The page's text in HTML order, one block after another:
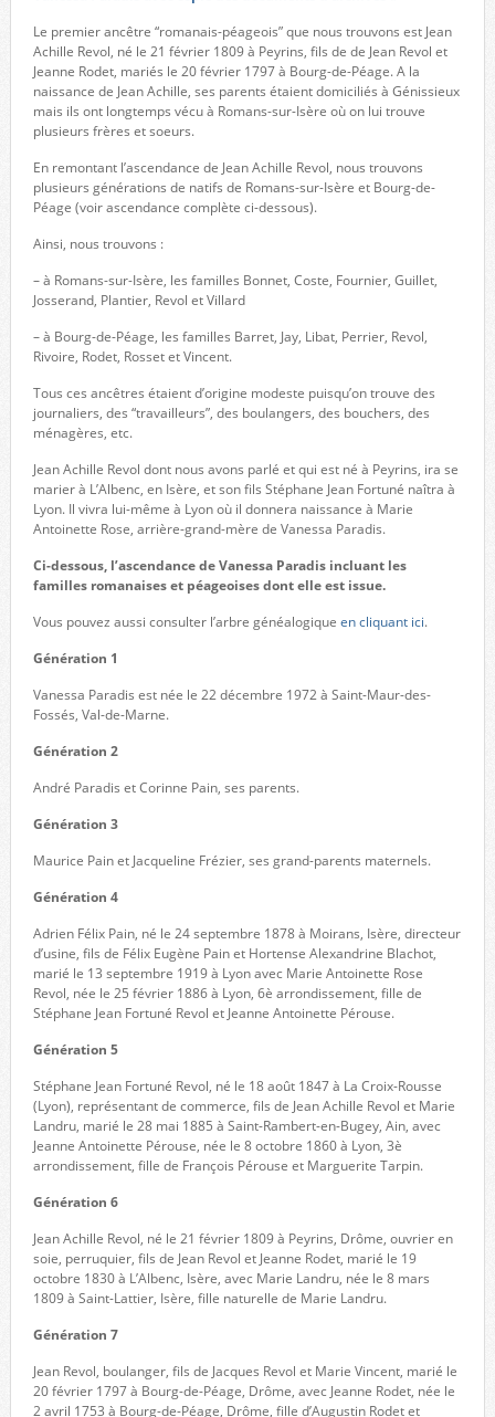
Le premier ancêtre “romanais-péageois” que nous trouvons est Jean
Achille Revol, né le 21 février 1809 à Peyrins, fils de de Jean Revol et
Jeanne Rodet, mariés le 20 février 1797 à Bourg-de-Péage. A la
naissance de Jean Achille, ses parents étaient domiciliés à Génissieux
mais ils ont longtemps vécu à Romans-sur-Isère où on lui trouve
plusieurs frères et soeurs.
En remontant l’ascendance de Jean Achille Revol, nous trouvons
plusieurs générations de natifs de Romans-sur-Isère et Bourg-de-
Péage (voir ascendance complète ci-dessous).
Ainsi, nous trouvons :
– à Romans-sur-Isère, les familles Bonnet, Coste, Fournier, Guillet,
Josserand, Plantier, Revol et Villard
– à Bourg-de-Péage, les familles Barret, Jay, Libat, Perrier, Revol,
Rivoire, Rodet, Rosset et Vincent.
Tous ces ancêtres étaient d’origine modeste puisqu’on trouve des
journaliers, des “travailleurs”, des boulangers, des bouchers, des
ménagères, etc.
Jean Achille Revol dont nous avons parlé et qui est né à Peyrins, ira se
marier à L’Albenc, en Isère, et son fils Stéphane Jean Fortuné naîtra à
Lyon. Il vivra lui-même à Lyon où il donnera naissance à Marie
Antoinette Rose, arrière-grand-mère de Vanessa Paradis.
Ci-dessous, l’ascendance de Vanessa Paradis incluant les
familles romanaises et péageoises dont elle est issue.
Vous pouvez aussi consulter l’arbre généalogique en cliquant ici.
Génération 1
Vanessa Paradis est née le 22 décembre 1972 à Saint-Maur-des-
Fossés, Val-de-Marne.
Génération 2
André Paradis et Corinne Pain, ses parents.
Génération 3
Maurice Pain et Jacqueline Frézier, ses grand-parents maternels.
Génération 4
Adrien Félix Pain, né le 24 septembre 1878 à Moirans, Isère, directeur
d’usine, fils de Félix Eugène Pain et Hortense Alexandrine Blachot,
marié le 13 septembre 1919 à Lyon avec Marie Antoinette Rose
Revol, née le 25 février 1886 à Lyon, 6è arrondissement, fille de
Stéphane Jean Fortuné Revol et Jeanne Antoinette Pérouse.
Génération 5
Stéphane Jean Fortuné Revol, né le 18 août 1847 à La Croix-Rousse
(Lyon), représentant de commerce, fils de Jean Achille Revol et Marie
Landru, marié le 28 mai 1885 à Saint-Rambert-en-Bugey, Ain, avec
Jeanne Antoinette Pérouse, née le 8 octobre 1860 à Lyon, 3è
arrondissement, fille de François Pérouse et Marguerite Tarpin.
Génération 6
Jean Achille Revol, né le 21 février 1809 à Peyrins, Drôme, ouvrier en
soie, perruquier, fils de Jean Revol et Jeanne Rodet, marié le 19
octobre 1830 à L’Albenc, Isère, avec Marie Landru, née le 8 mars
1809 à Saint-Lattier, Isère, fille naturelle de Marie Landru.
Génération 7
Jean Revol, boulanger, fils de Jacques Revol et Marie Vincent, marié le
20 février 1797 à Bourg-de-Péage, Drôme, avec Jeanne Rodet, née le
2 avril 1753 à Bourg-de-Péage, Drôme, fille d’Augustin Rodet et